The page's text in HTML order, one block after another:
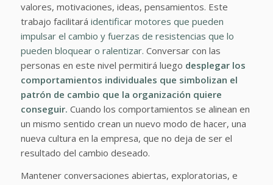
valores, motivaciones, ideas, pensamientos. Este
trabajo facilitará identificar motores que pueden
impulsar el cambio y fuerzas de resistencias que lo
pueden bloquear o ralentizar. Conversar con las
personas en este nivel permitirá luego desplegar los
comportamientos individuales que simbolizan el
patrón de cambio que la organización quiere
conseguir. Cuando los comportamientos se alinean en
un mismo sentido crean un nuevo modo de hacer, una
nueva cultura en la empresa, que no deja de ser el
resultado del cambio deseado.
Mantener conversaciones abiertas, exploratorias, e